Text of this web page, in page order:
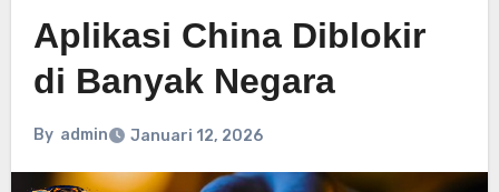
Aplikasi China Diblokir
di Banyak Negara
By admin Januari 12, 2026